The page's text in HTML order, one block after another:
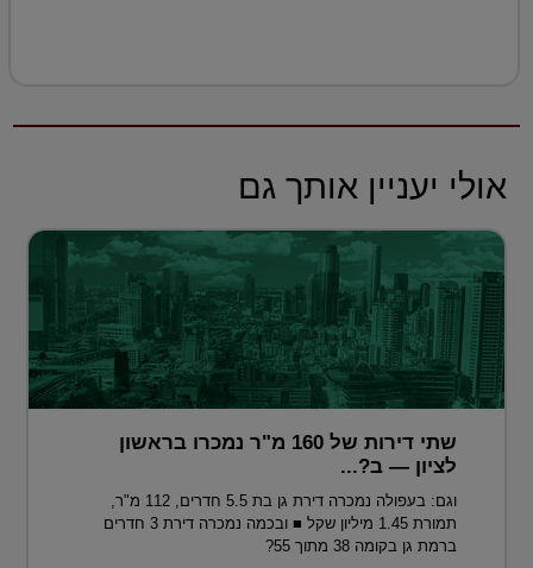
אולי יעניין אותך גם
שתי דירות של 160 מ"ר נמכרו בראשון
לציון — ב?...
וגם: בעפולה נמכרה דירת גן בת 5.5 חדרים, 112 מ"ר,
תמורת 1.45 מיליון שקל ■ ובכמה נמכרה דירת 3 חדרים
ברמת גן בקומה 38 מתוך 55?